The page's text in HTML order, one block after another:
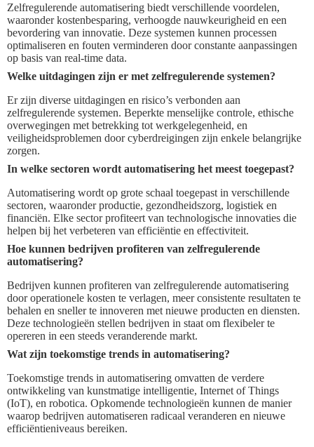
Zelfregulerende automatisering biedt verschillende voordelen,
waaronder kostenbesparing, verhoogde nauwkeurigheid en een
bevordering van innovatie. Deze systemen kunnen processen
optimaliseren en fouten verminderen door constante aanpassingen
op basis van real-time data.
Welke uitdagingen zijn er met zelfregulerende systemen?
Er zijn diverse uitdagingen en risico’s verbonden aan
zelfregulerende systemen. Beperkte menselijke controle, ethische
overwegingen met betrekking tot werkgelegenheid, en
veiligheidsproblemen door cyberdreigingen zijn enkele belangrijke
zorgen.
In welke sectoren wordt automatisering het meest toegepast?
Automatisering wordt op grote schaal toegepast in verschillende
sectoren, waaronder productie, gezondheidszorg, logistiek en
financiën. Elke sector profiteert van technologische innovaties die
helpen bij het verbeteren van efficiëntie en effectiviteit.
Hoe kunnen bedrijven profiteren van zelfregulerende
automatisering?
Bedrijven kunnen profiteren van zelfregulerende automatisering
door operationele kosten te verlagen, meer consistente resultaten te
behalen en sneller te innoveren met nieuwe producten en diensten.
Deze technologieën stellen bedrijven in staat om flexibeler te
opereren in een steeds veranderende markt.
Wat zijn toekomstige trends in automatisering?
Toekomstige trends in automatisering omvatten de verdere
ontwikkeling van kunstmatige intelligentie, Internet of Things
(IoT), en robotica. Opkomende technologieën kunnen de manier
waarop bedrijven automatiseren radicaal veranderen en nieuwe
efficiëntieniveaus bereiken.